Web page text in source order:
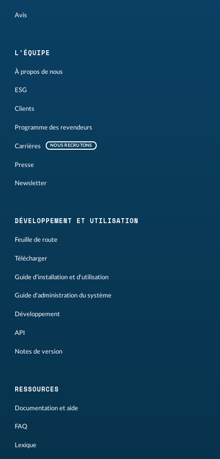
Avis
L'ÉQUIPE
À propos de nous
ESG
Clients
Programme des revendeurs
Carrières NOUS RECRUTONS
Presse
Newsletter
DÉVELOPPEMENT ET UTILISATION
Feuille de route
Télécharger
Guide d'installation et d'utilisation
Guide d'administration du système
Développement
API
Notes de version
RESSOURCES
Documentation et aide
FAQ
Lexique